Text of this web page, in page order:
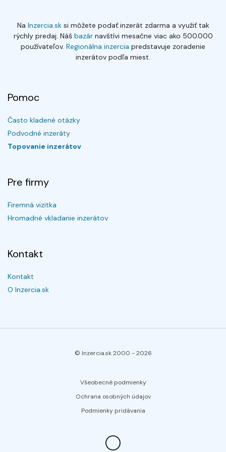
Na Inzercia.sksi môžete podať inzerát zdarma a využiť tak
rýchly predaj. Náš bazárnavštívi mesačne viac ako 500.000
používateľov. Regionálna inzercia predstavuje zoradenie
inzerátov podľa miest.
Pomoc
Často kladené otázky
Podvodné inzeráty
Topovanie inzerátov
Pre firmy
Firemná vizitka
Hromadné vkladanie inzerátov
Kontakt
Kontakt
O Inzercia.sk
© Inzercia.sk 2000 -2026
Všeobecné podmienky
Ochrana osobných údajov
Podmienky pridávania